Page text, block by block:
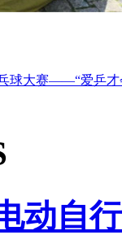
球大赛——“爱乒才
动自